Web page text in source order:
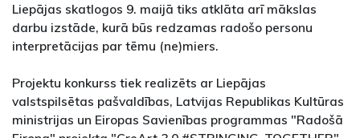
Liepājas skatlogos 9. maijā tiks atklāta arī mākslas
darbu izstāde, kurā būs redzamas radošo personu
interpretācijas par tēmu (ne)miers.
Projektu konkurss tiek realizēts ar Liepājas
valstspilsētas pašvaldības, Latvijas Republikas Kultūras
ministrijas un Eiropas Savienības programmas "Radošā